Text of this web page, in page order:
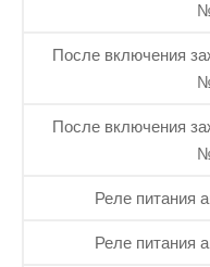
После включения
После включения
Реле питания
Реле питания